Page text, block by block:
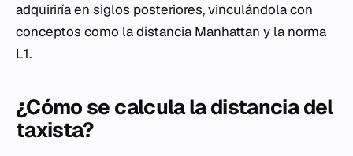
adquiriría en siglos posteriores, vinculándola con
conceptos como la distancia Manhattan y la norma
L1.
¿Cómo se calcula la distancia del
taxista?